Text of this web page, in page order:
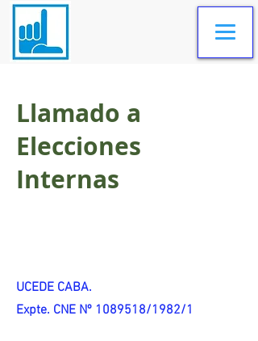
Llamado a
Elecciones
Internas
UCEDE CABA.
Expte. CNE Nº 1089518/1982/1